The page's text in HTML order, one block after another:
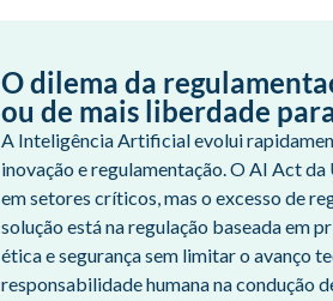
O dilema da
ou de mais liberdade
A Inteligência Artificial evolui
inovação e regulamentação. O AI Act
em setores críticos, mas o excesso de
solução está na regulação baseada em
ética e segurança sem limitar o avanço
responsabilidade humana na condução